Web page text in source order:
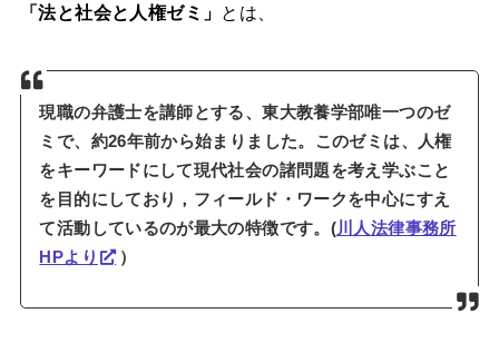
「法と社会と人権ゼミ」 とは、
現職の弁護士を講師とする、東大教養学部唯一つのゼ
ミで、約26年前から始まりました。このゼミは、人権
をキーワードにして現代社会の諸問題を考え学ぶこと
を目的にしており，フィールド・ワークを中心にすえ
て活動しているのが最大の特徴です。(川人法律事務所
HPより
）